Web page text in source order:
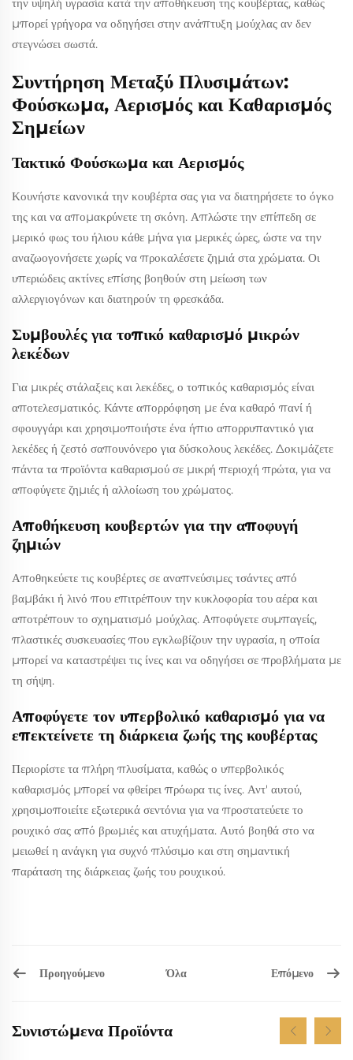
μπορεί γρήγορα να οδηγήσει στην ανάπτυξη μούχλας αν δεν
στεγνώσει σωστά.
Συντήρηση Μεταξύ Πλυσιμάτων:
Φούσκωμα, Αερισμός και Καθαρισμός
Σημείων
Τακτικό Φούσκωμα και Αερισμός
Κουνήστε κανονικά την κουβέρτα σας για να διατηρήσετε το όγκο
της και να απομακρύνετε τη σκόνη. Απλώστε την επίπεδη σε
μερικό φως του ήλιου κάθε μήνα για μερικές ώρες, ώστε να την
αναζωογονήσετε χωρίς να προκαλέσετε ζημιά στα χρώματα. Οι
υπεριώδεις ακτίνες επίσης βοηθούν στη μείωση των
αλλεργιογόνων και διατηρούν τη φρεσκάδα.
Συμβουλές για τοπικό καθαρισμό μικρών
λεκέδων
Για μικρές στάλαξεις και λεκέδες, ο τοπικός καθαρισμός είναι
αποτελεσματικός. Κάντε απορρόφηση με ένα καθαρό πανί ή
σφουγγάρι και χρησιμοποιήστε ένα ήπιο απορρυπαντικό για
λεκέδες ή ζεστό σαπουνόνερο για δύσκολους λεκέδες. Δοκιμάζετε
πάντα τα προϊόντα καθαρισμού σε μικρή περιοχή πρώτα, για να
αποφύγετε ζημιές ή αλλοίωση του χρώματος.
Αποθήκευση κουβερτών για την αποφυγή
ζημιών
Αποθηκεύετε τις κουβέρτες σε αναπνεύσιμες τσάντες από
βαμβάκι ή λινό που επιτρέπουν την κυκλοφορία του αέρα και
αποτρέπουν το σχηματισμό μούχλας. Αποφύγετε συμπαγείς,
πλαστικές συσκευασίες που εγκλωβίζουν την υγρασία, η οποία
μπορεί να καταστρέψει τις ίνες και να οδηγήσει σε προβλήματα με
τη σήψη.
Αποφύγετε τον υπερβολικό καθαρισμό για να
επεκτείνετε τη διάρκεια ζωής της κουβέρτας
Περιορίστε τα πλήρη πλυσίματα, καθώς ο υπερβολικός
καθαρισμός μπορεί να φθείρει πρόωρα τις ίνες. Αντ' αυτού,
χρησιμοποιείτε εξωτερικά σεντόνια για να προστατεύετε το
ρουχικό σας από βρωμιές και ατυχήματα. Αυτό βοηθά στο να
μειωθεί η ανάγκη για συχνό πλύσιμο και στη σημαντική
παράταση της διάρκειας ζωής του ρουχικού.
Προηγούμενο Όλα Επόμενο
Συνιστώμενα Προϊόντα